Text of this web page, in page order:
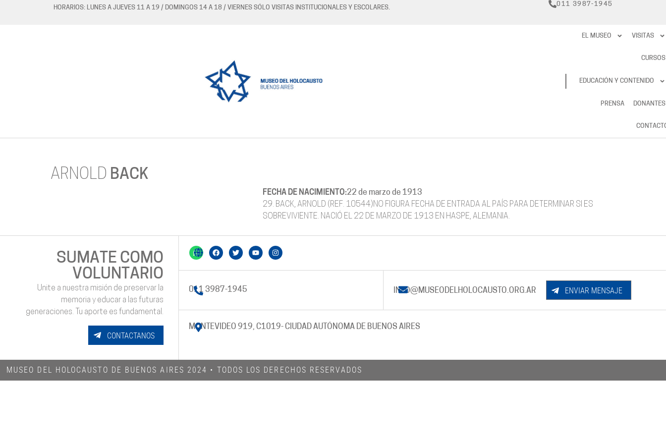
HORARIOS: LUNES A JUEVES 11 A 19 / DOMINGOS 14 A 18 / VIERNES SÓLO VISITAS INSTITUCIONALES Y ESCOLARES.
011 3987-1945
RESERVAS
EL MUSEO VISITAS
CURSOS
EDUCACIÓN Y CONTENIDO
PRENSA DONANTES
ARNOLD BACK
FECHA DE NACIMIENTO:22 de marzo de 1913
29. BACK, ARNOLD (REF. 10544)NO FIGURA FECHA DE ENTRADA AL PAÍS PARA DETERMINAR SI ES
SOBREVIVIENTE. NACIÓ EL 22 DE MARZO DE 1913 EN HASPE, ALEMANIA.
SUMATE COMO
VOLUNTARIO
Unite a nuestra misión de preservar la
memoria y educar a las futuras
generaciones. Tu aporte es fundamental.
CONTACTANOS
011 3987-1945 INFO@MUSEODELHOLOCAUSTO.ORG.AR ENVIAR MENSAJE
MONTEVIDEO 919, C1019- CIUDAD AUTÓNOMA DE BUENOS AIRES
MUSEO DEL HOLOCAUSTO DE BUENOS AIRES 2024​ • TODOS LOS DERECHOS RESERVADOS